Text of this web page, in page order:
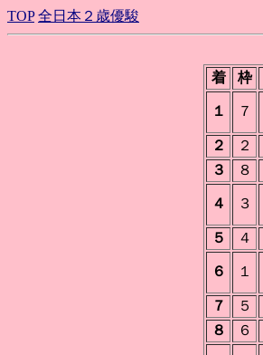
TOP 全日本２歳優駿
着
枠
１ ７
２ ２
３
８
４ ３
５
４
６ １
７ ５
８
６